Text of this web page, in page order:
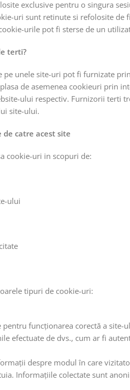
exclusive pentru o singura
uri sunt retinute si refolosite de
cookie-urile pot fi sterse de un
terti?
pe unele site-uri pot fi furnizate
de asemenea cookieuri prin
ului respectiv. Furnizorii terti
site-ului.
catre acest site
cookie-uri in scopuri de:
ului
tipuri de cookie-uri:
funcționarea corectă a
efectuate de dvs., cum ar fi
despre modul în care
Informațiile colectate sunt